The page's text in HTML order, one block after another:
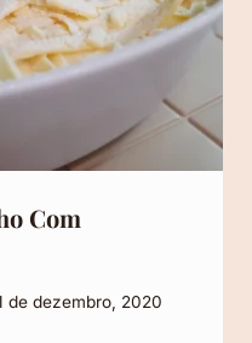
Com
de dezembro, 2020